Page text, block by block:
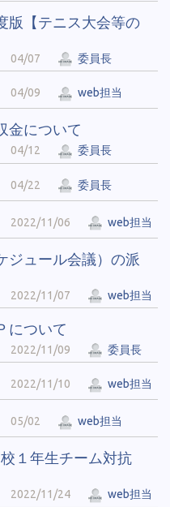
【テニス大会等の
04/07 委員長
04/09 web担当
金について
04/12 委員長
04/22 委員長
2022/11/06 web担当
ジュール会議）の派
2022/11/07 web担当
について
2022/11/09 委員長
2022/11/10 web担当
05/02 web担当
１年生チーム対抗
2022/11/24 web担当